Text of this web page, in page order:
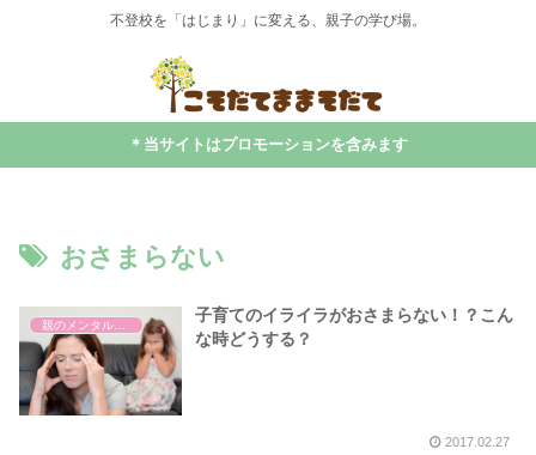
不登校を「はじまり」に変える、親子の学び場。
＊当サイトはプロモーションを含みます
おさまらない
子育てのイライラがおさまらない！？こん
な時どうする？
2017.02.27